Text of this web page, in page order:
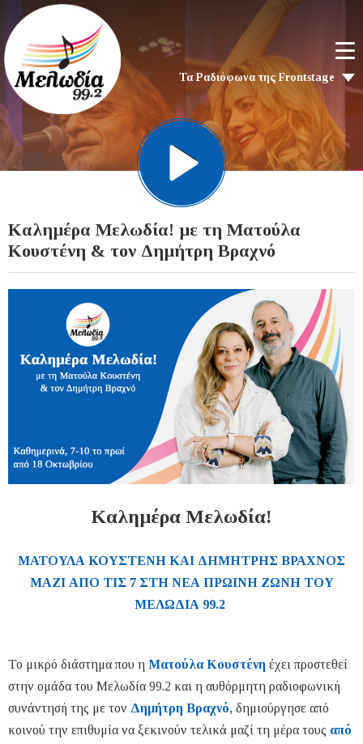
Τα Ραδιόφωνα της Frontstage
Καλημέρα Μελωδία! με τη Ματούλα
Κουστένη & τον Δημήτρη Βραχνό
Καλημέρα Μελωδία!
ΜΑΤΟΥΛΑ ΚΟΥΣΤΕΝΗ ΚΑΙ ΔΗΜΗΤΡΗΣ ΒΡΑΧΝΟΣ
ΜΑΖΙ ΑΠΟ ΤΙΣ 7 ΣΤΗ ΝΕΑ ΠΡΩΙΝΗ ΖΩΝΗ ΤΟΥ
ΜΕΛΩΔΙΑ 99.2
Το μικρό διάστημα που η Ματούλα Κουστένη έχει προστεθεί
στην ομάδα του Μελωδία 99.2 και η αυθόρμητη ραδιοφωνική
συνάντησή της με τον Δημήτρη Βραχνό, δημιούργησε από
κοινού την επιθυμία να ξεκινούν τελικά μαζί τη μέρα τους από